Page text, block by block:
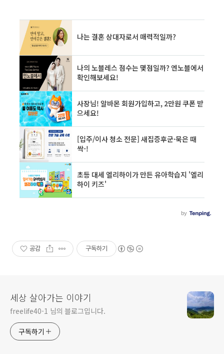
공감 구독하기
세상 살아가는 이야기
freelife40-1 님의 블로그입니다.
구독하기